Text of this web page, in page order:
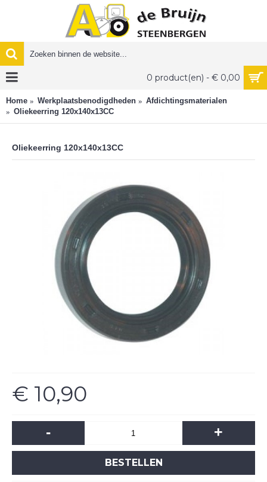
0 product(en) - € 0,00
Home Werkplaatsbenodigdheden
Afdichtingsmaterialen
Oliekeerring 120x140x13CC
Oliekeerring 120x140x13CC
€ 10,90
- +
BESTELLEN